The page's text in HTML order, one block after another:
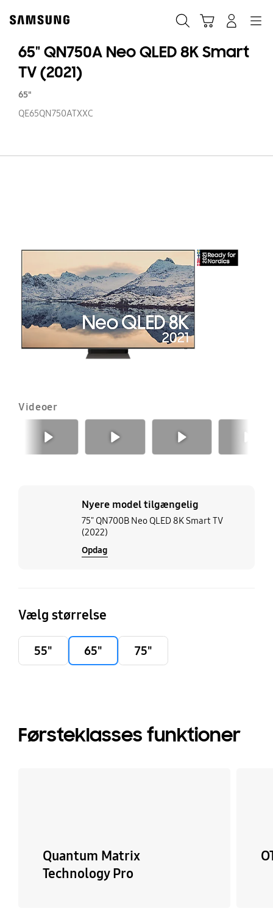
content
65" QN750A Neo QLED 8K Smart
TV (2021)
65"
QE65QN750ATXXC
Videoer
Nyere model tilgængelig
75" QN700B Neo QLED 8K Smart TV
(2022)
Opdag
Vælg størrelse
55" 65" 75"
Førsteklasses funktioner
Quantum Matrix
Technology Pro